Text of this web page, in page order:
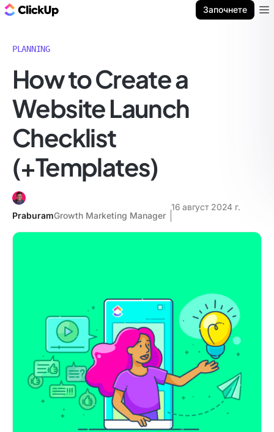
Започнете
PLANNING
How to Create a
Website Launch
Checklist
(+Templates)
PraburamGrowth Marketing Manager
16 август 2024 г.